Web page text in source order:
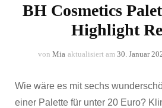
BH Cosmetics
Highlight
von Mia aktualisiert am 30. Januar
Wie wäre es mit sechs
einer Palette für unter 20 Euro?